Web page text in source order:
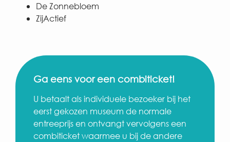
De Zonnebloem
ZijActief
Ga eens voor een combiticket!
U betaalt als individuele bezoeker bij het
eerst gekozen museum de normale
entreeprijs en ontvangt vervolgens een
combiticket waarmee u bij de andere